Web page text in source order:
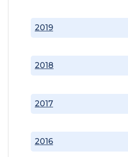
2016
2017
2018
2019